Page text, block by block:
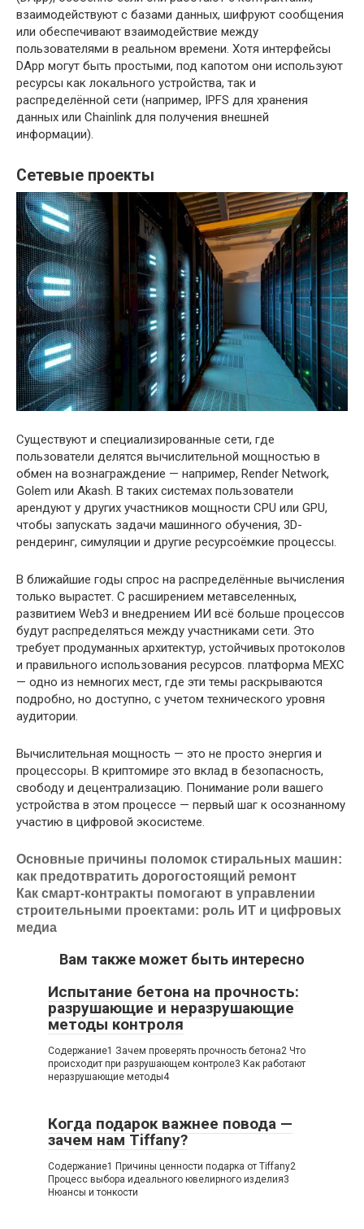
взаимодействуют с базами данных, шифруют сообщения
или обеспечивают взаимодействие между
пользователями в реальном времени. Хотя интерфейсы
DApp могут быть простыми, под капотом они используют
ресурсы как локального устройства, так и
распределённой сети (например, IPFS для хранения
данных или Chainlink для получения внешней
информации).
Сетевые проекты
Существуют и специализированные сети, где
пользователи делятся вычислительной мощностью в
обмен на вознаграждение — например, Render Network,
Golem или Akash. В таких системах пользователи
арендуют у других участников мощности CPU или GPU,
чтобы запускать задачи машинного обучения, 3D-
рендеринг, симуляции и другие ресурсоёмкие процессы.
В ближайшие годы спрос на распределённые вычисления
только вырастет. С расширением метавселенных,
развитием Web3 и внедрением ИИ всё больше процессов
будут распределяться между участниками сети. Это
требует продуманных архитектур, устойчивых протоколов
и правильного использования ресурсов. платформа MEXC
— одно из немногих мест, где эти темы раскрываются
подробно, но доступно, с учетом технического уровня
аудитории.
Вычислительная мощность — это не просто энергия и
процессоры. В криптомире это вклад в безопасность,
свободу и децентрализацию. Понимание роли вашего
устройства в этом процессе — первый шаг к осознанному
участию в цифровой экосистеме.
Основные причины поломок стиральных машин:
как предотвратить дорогостоящий ремонт
Как смарт-контракты помогают в управлении
строительными проектами: роль ИТ и цифровых
медиа
Вам также может быть интересно
Испытание бетона на прочность:
разрушающие и неразрушающие
методы контроля
Содержание1 Зачем проверять прочность бетона2 Что
происходит при разрушающем контроле3 Как работают
неразрушающие методы4
Когда подарок важнее повода —
зачем нам Tiffany?
Содержание1 Причины ценности подарка от Tiffany2
Процесс выбора идеального ювелирного изделия3
Нюансы и тонкости